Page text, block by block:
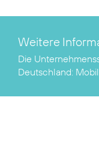
Weitere
Die
Deutschland: